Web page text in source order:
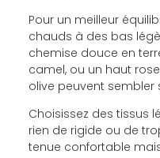
Pour un meilleur
chauds à des bas
chemise douce en
camel, ou un haut
olive peuvent sembler
Choisissez des tissus
rien de rigide ou de
tenue confortable